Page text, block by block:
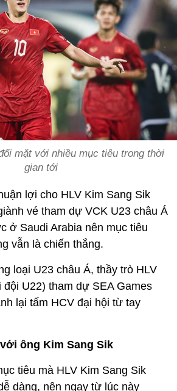
mặt với nhiều mục tiêu trong thời
gian tới
lợi cho HLV Kim Sang Sik
vé tham dự VCK U23 châu Á
ở Saudi Arabia nên mục tiêu
vẫn là chiến thắng.
loại U23 châu Á, thầy trò HLV
đội U22) tham dự SEA Games
lại tấm HCV đại hội từ tay
ông Kim Sang Sik
tiêu mà HLV Kim Sang Sik
dàng, nên ngay từ lúc này